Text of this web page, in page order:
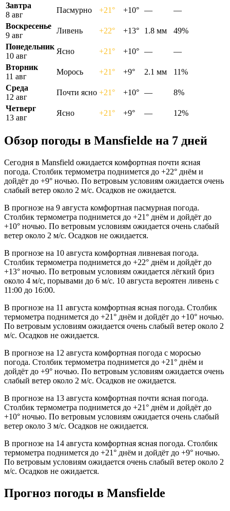
Завтра
8 авг
Пасмурно +21° +10° —
—
Воскресенье
9 авг
Ливень +22° +13° 1.8 мм
49%
Понедельник
10 авг
Ясно +21° +10° —
—
Вторник
11 авг
Морось +21° +9° 2.1 мм
11%
Среда
12 авг
Почти ясно +21° +10° —
8%
Четверг
13 авг
Ясно +21° +9° — 12%
Обзор погоды в Mansfieldе на 7 дней
Сегодня в Mansfield ожидается комфортная почти ясная
погода. Столбик термометра поднимется до +22° днём и
дойдёт до +9° ночью. По ветровым условиям ожидается очень
слабый ветер около 2 м/с. Осадков не ожидается.
В прогнозе на 9 августа комфортная пасмурная погода.
Столбик термометра поднимется до +21° днём и дойдёт до
+10° ночью. По ветровым условиям ожидается очень слабый
ветер около 2 м/с. Осадков не ожидается.
В прогнозе на 10 августа комфортная ливневая погода.
Столбик термометра поднимется до +22° днём и дойдёт до
+13° ночью. По ветровым условиям ожидается лёгкий бриз
около 4 м/с, порывами до 6 м/с. 10 августа вероятен ливень с
11:00 до 16:00.
В прогнозе на 11 августа комфортная ясная погода. Столбик
термометра поднимется до +21° днём и дойдёт до +10° ночью.
По ветровым условиям ожидается очень слабый ветер около 2
м/с. Осадков не ожидается.
В прогнозе на 12 августа комфортная погода с моросью
погода. Столбик термометра поднимется до +21° днём и
дойдёт до +9° ночью. По ветровым условиям ожидается очень
слабый ветер около 2 м/с. Осадков не ожидается.
В прогнозе на 13 августа комфортная почти ясная погода.
Столбик термометра поднимется до +21° днём и дойдёт до
+10° ночью. По ветровым условиям ожидается очень слабый
ветер около 3 м/с. Осадков не ожидается.
В прогнозе на 14 августа комфортная ясная погода. Столбик
термометра поднимется до +21° днём и дойдёт до +9° ночью.
По ветровым условиям ожидается очень слабый ветер около 2
м/с. Осадков не ожидается.
Прогноз погоды в Mansfieldе